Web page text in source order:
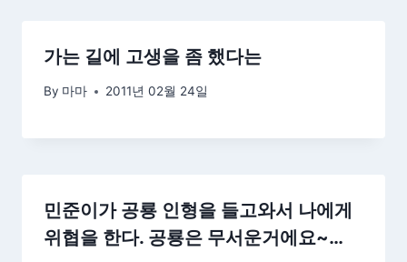
가는 길에 고생을 좀 했다는
By 마마 2011년 02월 24일
민준이가 공룡 인형을 들고와서 나에게
위협을 한다. 공룡은 무서운거에요~…